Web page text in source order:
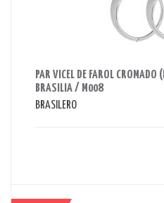
PAR VICEL DE FAROL
BRASILIA / M008
BRASILERO